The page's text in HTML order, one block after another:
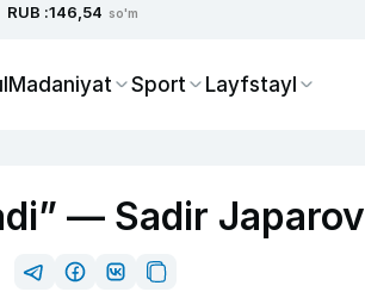
RUB :146,54 so'm
Madaniyat Sport Layfstayl
— Sadir Japarov